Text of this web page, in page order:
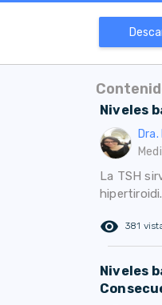
Niveles
La TSH
remove_red_eye 381
Niveles